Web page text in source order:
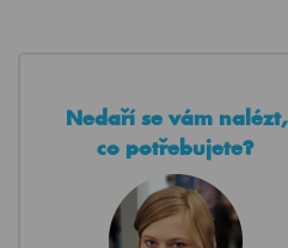
Nedaří se vám nalézt,
co potřebujete?